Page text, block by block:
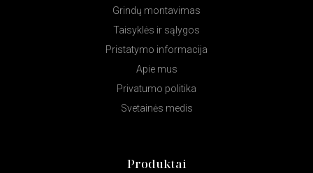
Grindų montavimas
Taisyklės ir sąlygos
Pristatymo informacija
Apie mus
Privatumo politika
Svetainės medis
Produktai